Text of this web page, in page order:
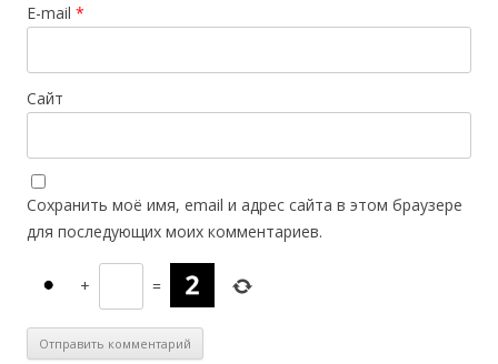
E-mail *
Сайт
Сохранить моё имя, email и адрес сайта в этом браузере
для последующих моих комментариев.
+ =